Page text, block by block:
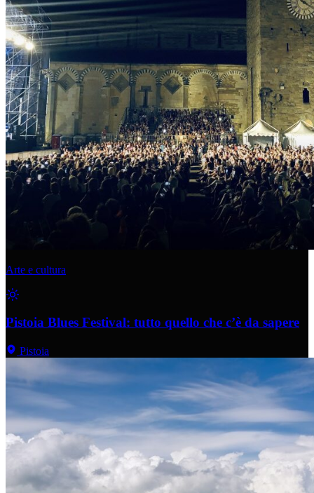
Arte e cultura
Pistoia Blues Festival: tutto quello che c’è da sapere
Pistoia